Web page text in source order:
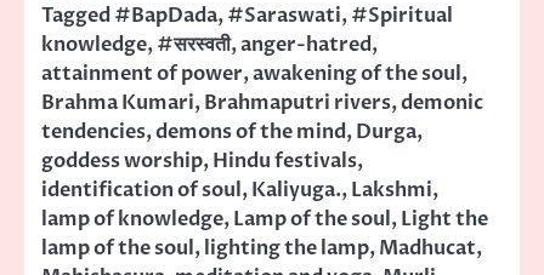
Tagged#BapDada,#Saraswati,#Spiritual
knowledge,#सरस्वती,anger-hatred,
attainment of power,awakening of the soul,
Brahma Kumari,Brahmaputri rivers,demonic
tendencies,demons of the mind,Durga,
goddess worship,Hindu festivals,
identification of soul,Kaliyuga.,Lakshmi,
lamp of knowledge,Lamp of the soul,Light the
lamp of the soul,lighting the lamp,Madhucat,